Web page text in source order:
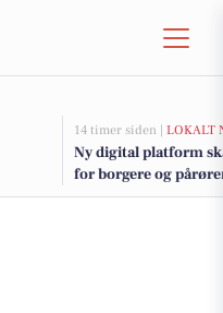
14 timer siden | LOKALT
Ny digital platform
for borgere og
Kommune at følge